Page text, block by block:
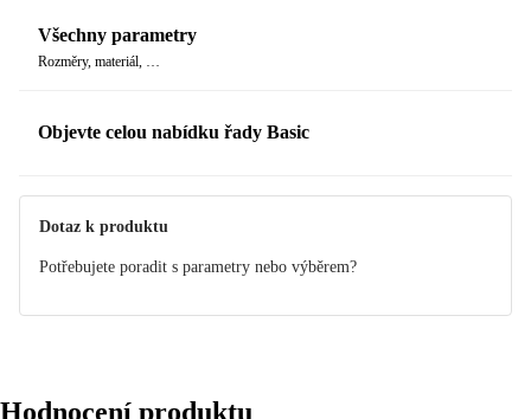
Všechny parametry
Rozměry, materiál, …
Objevte celou nabídku řady Basic
Dotaz k produktu
Potřebujete poradit s parametry nebo výběrem?
Hodnocení produktu